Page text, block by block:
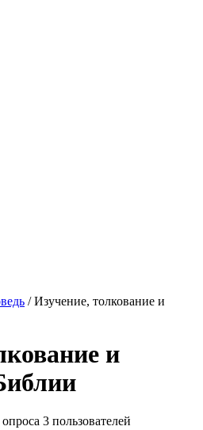
/ Изучение, толкование и
и
3 пользователей